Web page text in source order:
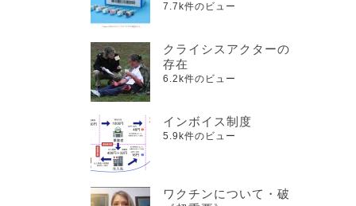
7.7k件のビュー
クライシスアクターの
存在
6.2k件のビュー
インボイス制度
5.9k件のビュー
ワクチンについて・破